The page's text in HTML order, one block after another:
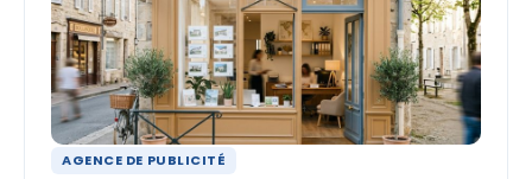
AGENCE DE PUBLICITÉ